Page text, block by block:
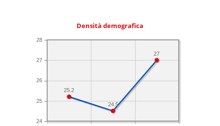
Densità demografica
24
25
26
27
28
27
24.5
25.2